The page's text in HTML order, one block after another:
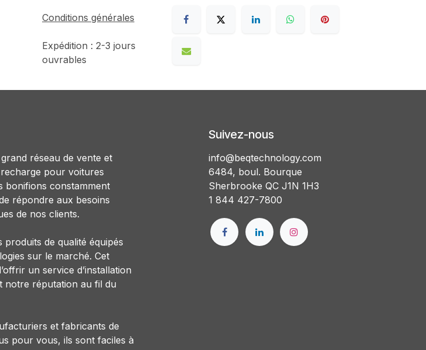
Conditions générales
Expédition : 2-3 jours
ouvrables
réseau de vente et
pour voitures
bonifions constamment
répondre aux besoins
de nos clients.
produits de qualité équipés
sur le marché. Cet
un service d’installation
notre réputation au fil du
et fabricants de
pour vous, ils sont faciles à
Suivez-nous
info@beqtechnology.com
6484, boul. Bourque
Sherbrooke QC J1N 1H3
1 844 427-7800